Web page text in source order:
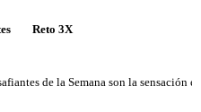
Reto 3X
de la Semana son la sensación